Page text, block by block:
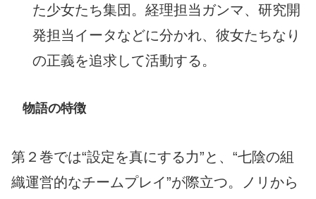
た少女たち集団。経理担当ガンマ、研究開
発担当イータなどに分かれ、彼女たちなり
の正義を追求して活動する。
物語の特徴
第２巻では“設定を真にする力”と、“七陰の組
織運営的なチームプレイ”が際立つ。ノリから